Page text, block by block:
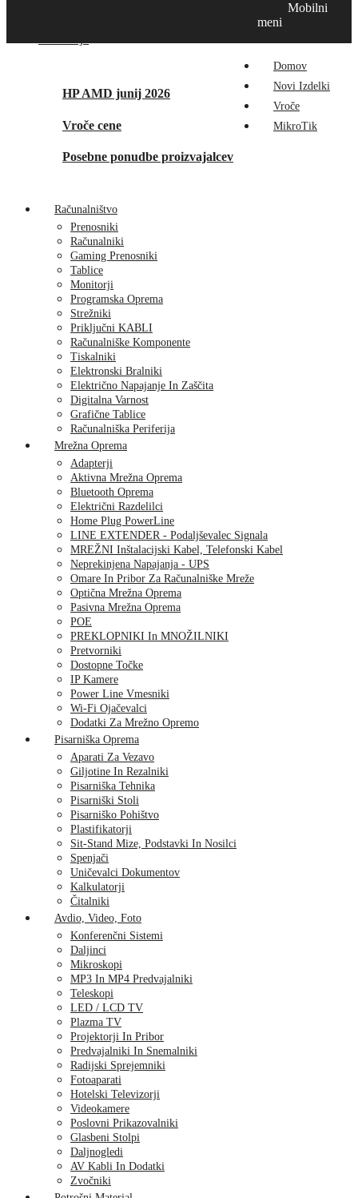
HP AMD junij 2026
Vroče cene
Posebne ponudbe proizvajalcev
Mobilni
meni
Domov
Novi Izdelki
Vroče
MikroTik
Računalništvo
Prenosniki
Računalniki
Gaming Prenosniki
Tablice
Monitorji
Programska Oprema
Strežniki
Priključni KABLI
Računalniške Komponente
Tiskalniki
Elektronski Bralniki
Električno Napajanje In Zaščita
Digitalna Varnost
Grafične Tablice
Računalniška Periferija
Mrežna Oprema
Adapterji
Aktivna Mrežna Oprema
Bluetooth Oprema
Električni Razdelilci
Home Plug PowerLine
LINE EXTENDER - Podaljševalec Signala
MREŽNI Inštalacijski Kabel, Telefonski Kabel
Neprekinjena Napajanja - UPS
Omare In Pribor Za Računalniške Mreže
Optična Mrežna Oprema
Pasivna Mrežna Oprema
POE
PREKLOPNIKI In MNOŽILNIKI
Pretvorniki
Dostopne Točke
IP Kamere
Power Line Vmesniki
Wi-Fi Ojačevalci
Dodatki Za Mrežno Opremo
Pisarniška Oprema
Aparati Za Vezavo
Giljotine In Rezalniki
Pisarniška Tehnika
Pisarniški Stoli
Pisarniško Pohištvo
Plastifikatorji
Sit-Stand Mize, Podstavki In Nosilci
Spenjači
Uničevalci Dokumentov
Kalkulatorji
Čitalniki
Avdio, Video, Foto
Konferenčni Sistemi
Daljinci
Mikroskopi
MP3 In MP4 Predvajalniki
Teleskopi
LED / LCD TV
Plazma TV
Projektorji In Pribor
Predvajalniki In Snemalniki
Radijski Sprejemniki
Fotoaparati
Hotelski Televizorji
Videokamere
Poslovni Prikazovalniki
Glasbeni Stolpi
Daljnogledi
AV Kabli In Dodatki
Zvočniki